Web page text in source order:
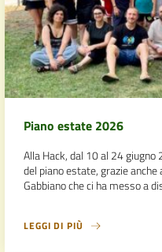
Piano estate 2026
Alla Hack, dal 10 al 24
del piano estate, grazie anche
Gabbiano che ci ha messo a
LEGGI DI PIÙ